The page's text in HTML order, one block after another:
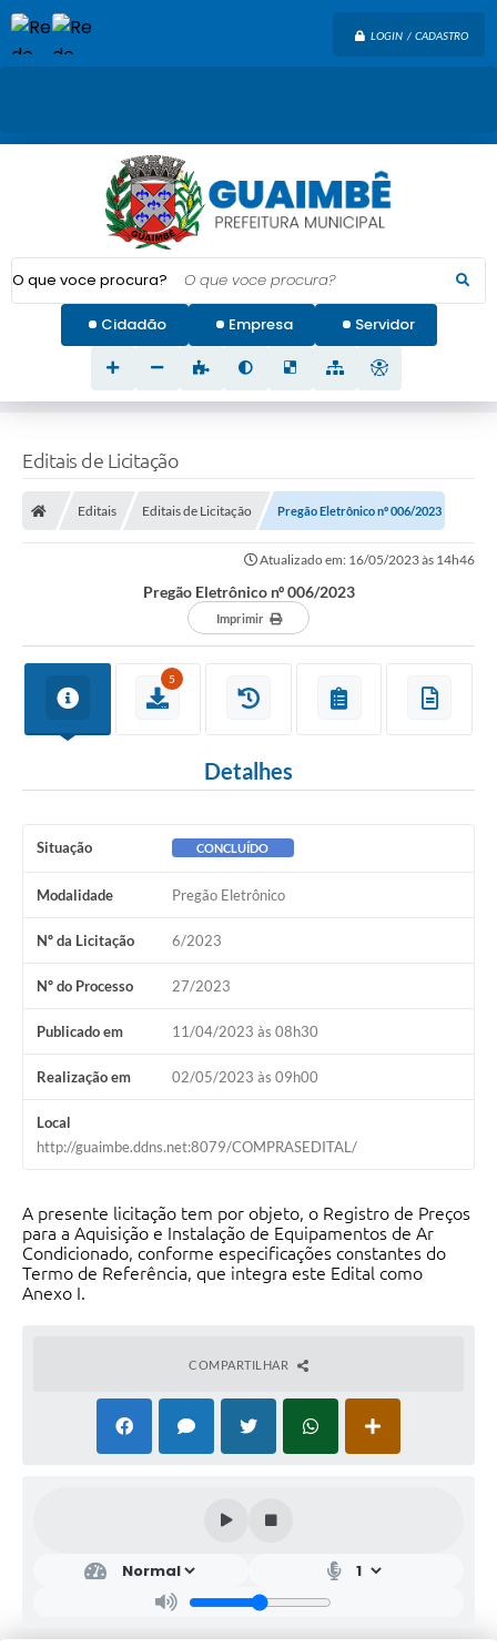
LOGIN / CADASTRO
O que voce procura?
Cidadão Empresa Servidor
Editais de Licitação
Editais Editais de Licitação Pregão Eletrônico nº 006/2023
Atualizado em: 16/05/2023 às 14h46
Pregão Eletrônico nº 006/2023
Imprimir
5
Detalhes
Situação CONCLUÍDO
Modalidade Pregão Eletrônico
Nº da Licitação 6/2023
Nº do Processo 27/2023
Publicado em 11/04/2023 às 08h30
Realização em 02/05/2023 às 09h00
Local
http://guaimbe.ddns.net:8079/COMPRASEDITAL/
A presente licitação tem por objeto, o Registro de Preços
para a Aquisição e Instalação de Equipamentos de Ar
Condicionado, conforme especificações constantes do
Termo de Referência, que integra este Edital como
Anexo I.
COMPARTILHAR